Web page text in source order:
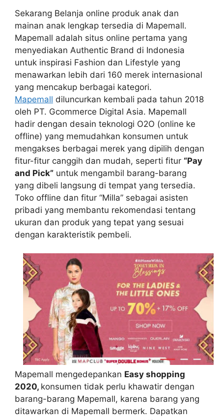
Sekarang Belanja online produk anak dan
mainan anak lengkap tersedia di Mapemall.
Mapemall adalah situs online pertama yang
menyediakan Authentic Brand di Indonesia
untuk inspirasi Fashion dan Lifestyle yang
menawarkan lebih dari 160 merek internasional
yang mencakup berbagai kategori.
Mapemall diluncurkan kembali pada tahun 2018
oleh PT. Gcommerce Digital Asia. Mapemall
hadir dengan desain teknologi O2O (online ke
offline) yang memudahkan konsumen untuk
mengakses berbagai merek yang dipilih dengan
fitur-fitur canggih dan mudah, seperti fitur “Pay
and Pick” untuk mengambil barang-barang
yang dibeli langsung di tempat yang tersedia.
Toko offline dan fitur “Milla” sebagai asisten
pribadi yang membantu rekomendasi tentang
ukuran dan produk yang tepat yang sesuai
dengan karakteristik pembeli.
Mapemall mengedepankan Easy shopping
2020, konsumen tidak perlu khawatir dengan
barang-barang Mapemall, karena barang yang
ditawarkan di Mapemall bermerk. Dapatkan